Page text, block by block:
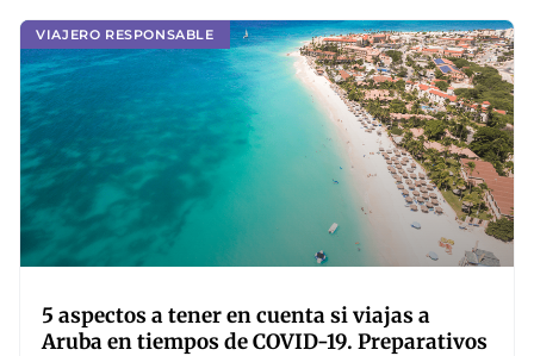
VIAJERO RESPONSABLE
5 aspectos a tener en cuenta si viajas a
Aruba en tiempos de COVID-19. Preparativos